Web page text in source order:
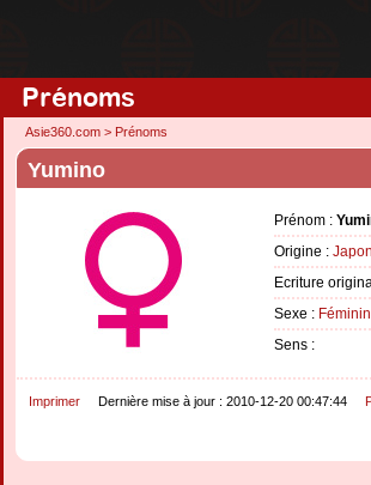
Prénoms
Asie360.com > Prénoms
Yumino
Prénom :
Origine : Japon
Ecriture
Sexe : Féminin
Sens :
Imprimer Dernière mise à jour : 2010-12-20 00:47:44